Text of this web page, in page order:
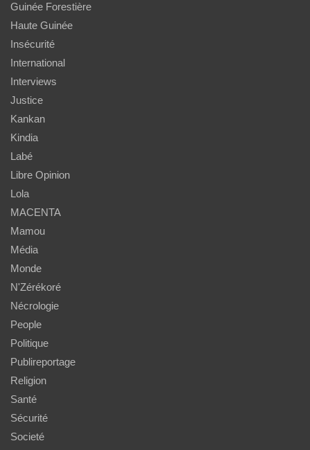
Guinée Forestière
Haute Guinée
Insécurité
International
Interviews
Justice
Kankan
Kindia
Labé
Libre Opinion
Lola
MACENTA
Mamou
Média
Monde
N'Zérékoré
Nécrologie
People
Politique
Publireportage
Religion
Santé
Sécurité
Societé